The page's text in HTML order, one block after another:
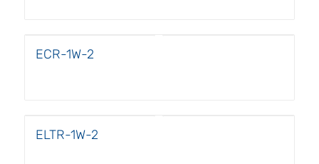
ECR-1W-2
ELTR-1W-2